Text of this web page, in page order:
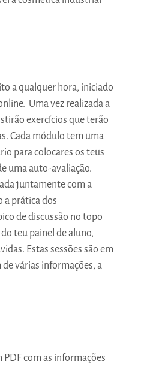
a qualquer hora, iniciado
Uma vez realizada a
exercícios que terão
Cada módulo tem uma
para colocares os teus
uma auto-avaliação.
juntamente com a
a prática dos
de discussão no topo
teu painel de aluno,
Estas sessões são em
várias informações, a
com as informações